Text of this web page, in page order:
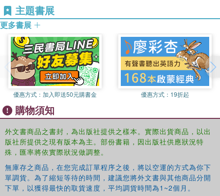
theories in the arts and language learning. Taking a stance
about language and culture in English learners’ lives, this
book shows the intimate connections among art, narrative,
and resistance for addressing topics of social injustice.
主題書展
更多書展
優惠方式： 加入即送50元購書金 優惠方式： 19折起
購物須知
外文書商品之書封，為出版社提供之樣本。實際出貨商品，以出
版社所提供之現有版本為主。部份書籍，因出版社供應狀況特
殊，匯率將依實際狀況做調整。
無庫存之商品，在您完成訂單程序之後，將以空運的方式為你下
單調貨。為了縮短等待的時間，建議您將外文書與其他商品分開
下單，以獲得最快的取貨速度，平均調貨時間為1~2個月。